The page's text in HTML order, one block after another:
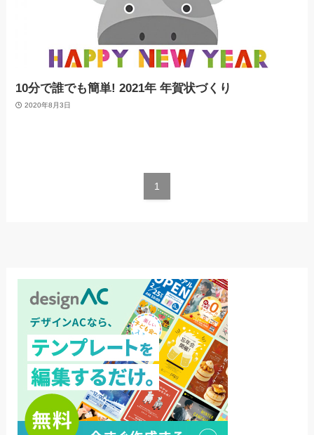
10分で誰でも簡単! 2021年 年賀状づくり
2020年8月3日
1